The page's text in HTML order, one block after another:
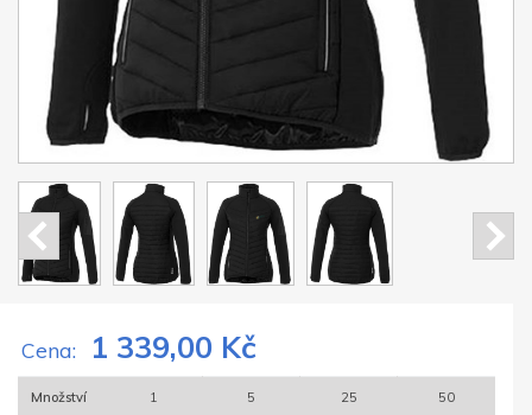
Cena: 1 339,00 Kč
Množství 1 5 25 50